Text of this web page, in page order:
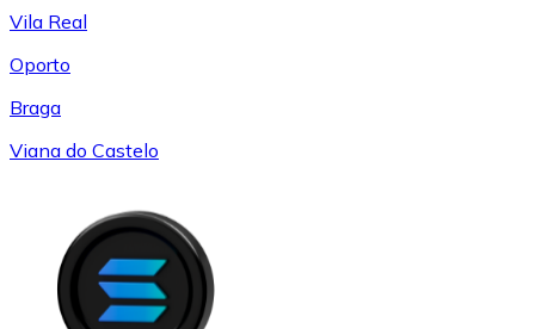
Vila Real
Oporto
Braga
Viana do Castelo